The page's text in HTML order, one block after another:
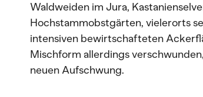
Waldweiden im Jura,
Hochstammobstgärten, vielerorts
intensiven bewirtschafteten
Mischform allerdings
neuen Aufschwung.